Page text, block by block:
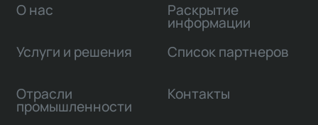
О нас
Услуги и решения
Отрасли
промышленности
Раскрытие
информации
Список партнеров
Контакты